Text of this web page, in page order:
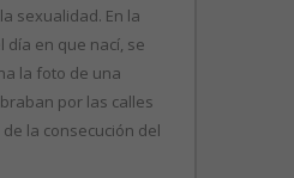
sexualidad. En la
día en que nací, se
la foto de una
por las calles
la consecución del